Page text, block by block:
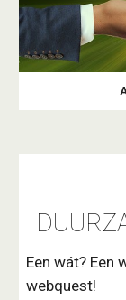
Een wát? Een
webquest!